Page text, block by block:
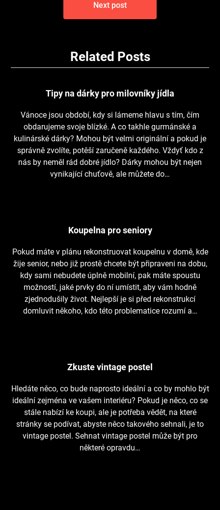
Next post
Related Posts
Tipy na dárky pro milovníky jídla
Vánoce jsou období, kdy si lámeme hlavu s tím, čím
obdarujeme svoje blízké. A co takhle gurmánské a
kulinárské dárky? Mohou být velmi originální a pokud je
správně zvolíte, potěší zaručeně každého. Vždyť kdo z
nás by neměl rád dobré jídlo? Dárky mohou být nejen
vynikající chuťově, ale můžete do…
Koupelna pro seniory
Pokud máte v plánu rekonstruovat koupelnu v domě, kde
žije senior, nebo již prostě chcete být připraveni na dobu,
kdy sami nebudete úplně mobilní, pak máte spoustu
možností, jaké prvky do ní umístit, aby vám hodně
zjednodušily život. Nejlepší je si před rekonstrukcí
domluvit někoho, kdo této problematice rozumí a…
Zkuste vintage postel
Hledáte něco, co bude naprosto ideální a co by mohlo být
ideální zejména ve vašem interiéru? Pokud je něco, co se
stále nabízí ke koupi, ale je potřeba vědět, na které
stránky se podívat, abyste něco takového sehnali, je to
vintage postel. Sehnat vintage postel může být pro
některé opravdu…